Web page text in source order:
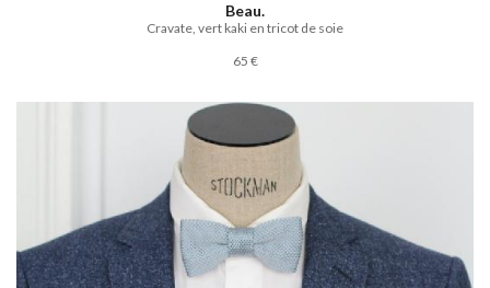
Beau.
Cravate, vert kaki en tricot de soie
65 €